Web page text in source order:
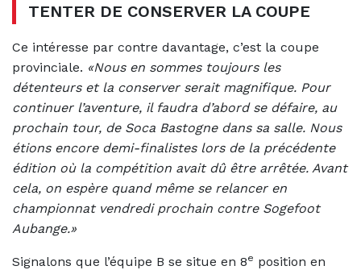
TENTER DE CONSERVER LA COUPE
Ce intéresse par contre davantage, c’est la coupe
provinciale. «Nous en sommes toujours les
détenteurs et la conserver serait magnifique. Pour
continuer l’aventure, il faudra d’abord se défaire, au
prochain tour, de Soca Bastogne dans sa salle. Nous
étions encore demi-finalistes lors de la précédente
édition où la compétition avait dû être arrêtée. Avant
cela, on espère quand même se relancer en
championnat vendredi prochain contre Sogefoot
Aubange.»
Signalons que l’équipe B se situe en 8e position en